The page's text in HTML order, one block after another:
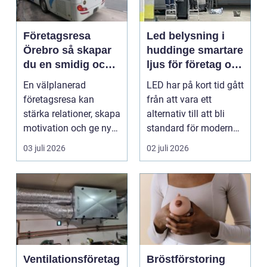
Företagsresa
Örebro så skapar
du en smidig och
minnesvärd resa
för hela teamet
En välplanerad
företagsresa kan
stärka relationer, skapa
motivation och ge ny
energi till både chefe...
03 juli 2026
Led belysning i
huddinge smartare
ljus för företag och
fastigheter
LED har på kort tid gått
från att vara ett
alternativ till att bli
standard för modern
belysning. Fö...
02 juli 2026
Ventilationsföretag
Bröstförstoring